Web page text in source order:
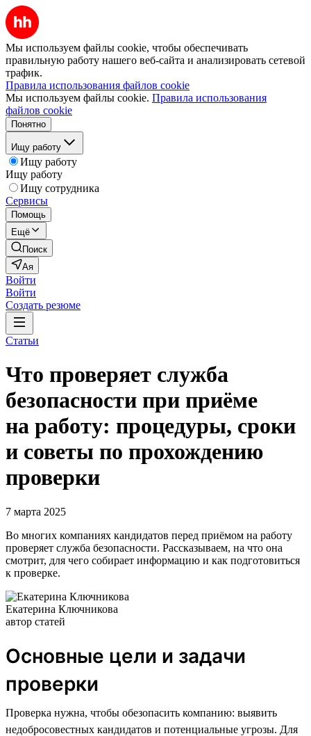
Мы используем файлы cookie, чтобы обеспечивать
правильную работу нашего веб-сайта и анализировать сетевой
трафик.
Правила использования файлов cookie
Мы используем файлы cookie. Правила использования
файлов cookie
Понятно
Ищу работу
Ищу работу
Ищу работу
Ищу сотрудника
Сервисы
Помощь
Ещё
Поиск
Ая
Войти
Войти
Создать резюме
Статьи
Что проверяет служба
безопасности при приёме
на работу: процедуры, сроки
и советы по прохождению
проверки
7 марта 2025
Во многих компаниях кандидатов перед приёмом на работу
проверяет служба безопасности. Рассказываем, на что она
смотрит, для чего собирает информацию и как подготовиться
к проверке.
Екатерина Ключникова
автор статей
Основные цели и задачи
проверки
Проверка нужна, чтобы обезопасить компанию: выявить
недобросовестных кандидатов и потенциальные угрозы. Для